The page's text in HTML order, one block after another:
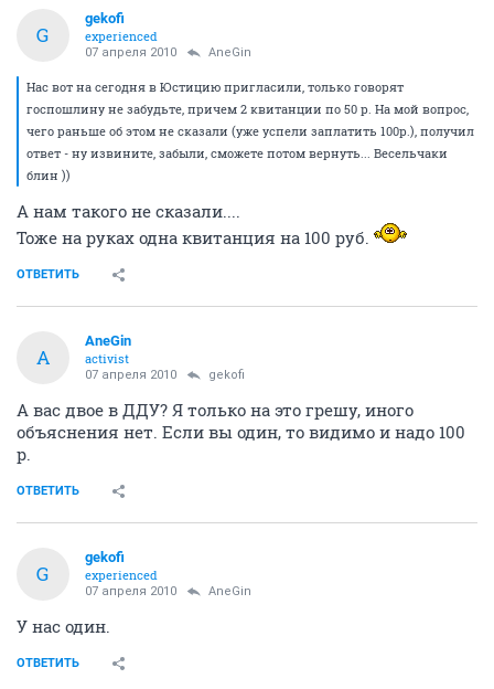
G
gekofi
experienced
07 апреля 2010 AneGin
Нас вот на сегодня в Юстицию пригласили, только говорят
госпошлину не забудьте, причем 2 квитанции по 50 р. На мой вопрос,
чего раньше об этом не сказали (уже успели заплатить 100р.), получил
ответ - ну извините, забыли, сможете потом вернуть... Весельчаки
блин ))
А нам такого не сказали....
Тоже на руках одна квитанция на 100 руб.
ОТВЕТИТЬ
A
AneGin
activist
07 апреля 2010 gekofi
А вас двое в ДДУ? Я только на это грешу, иного
объяснения нет. Если вы один, то видимо и надо 100
р.
ОТВЕТИТЬ
G
gekofi
experienced
07 апреля 2010 AneGin
У нас один.
ОТВЕТИТЬ